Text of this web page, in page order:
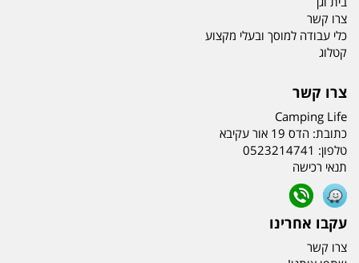
צרו קשר
כלי עבודה למוסך ובעלי מקצוע
קטלוג
צרו קשר
Camping Life
כתובת: הדס 19 אור עקיבא
טלפון: 0523214741
תנאי רכישה
עקבו אחרינו
צרו קשר